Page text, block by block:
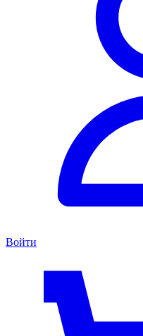
Войти